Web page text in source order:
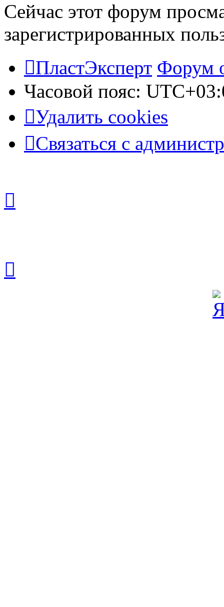
Сейчас этот форум
зарегистрированных
ПластЭксперт Форум
Часовой пояс:
Удалить cookies
Связаться с